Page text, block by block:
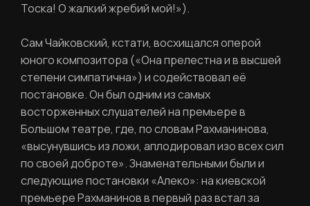
Тоска! О жалкий жребий мой!»).
Сам Чайковский, кстати, восхищался оперой
юного композитора («Она прелестна и в высшей
степени симпатична») и содействовал её
постановке. Он был одним из самых
восторженных слушателей на премьере в
Большом театре, где, по словам Рахманинова,
«высунувшись из ложи, аплодировал изо всех сил
по своей доброте». Знаменательными были и
следующие постановки «Алеко»: на киевской
премьере Рахманинов в первый раз встал за